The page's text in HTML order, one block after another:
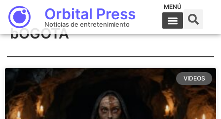
Orbital Press
Noticias de entretenimiento
MENÚ
bOGOTÁ
VIDEOS